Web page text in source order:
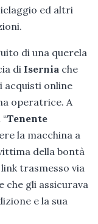
ed altri
di una querela
di Isernia che
acquisti online
operatrice. A
Tenente
la macchina a
della bontà
trasmesso via
gli assicurava
e la sua